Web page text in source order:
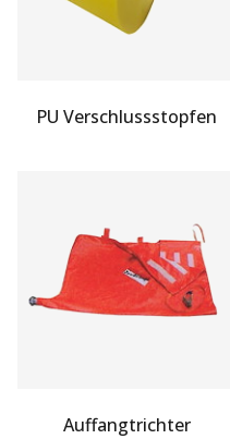
PU Verschlussstopfen
Auffangtrichter